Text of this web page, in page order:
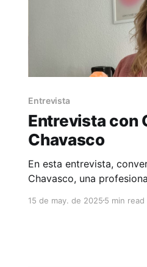
Entrevista
Entrevista con
Chavasco
En esta entrevista,
Chavasco, una
cómo transformó su vida
15 de may. de 20255 min read